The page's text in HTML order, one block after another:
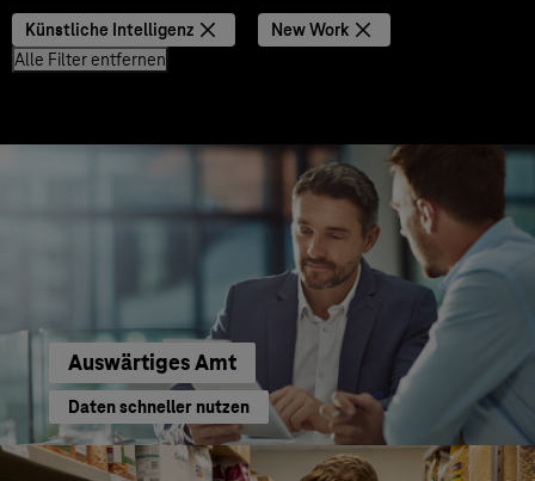
Künstliche Intelligenz
New Work
Alle Filter entfernen
Auswärtiges Amt
Daten schneller nutzen